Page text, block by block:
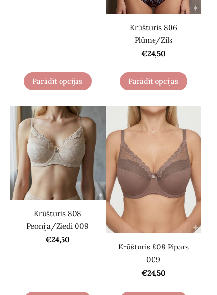
Parādīt opcijas
Krūšturis 806
Plūme/Zils
€24,50
Parādīt opcijas
Krūšturis 808
Peonija/Ziedi 009
€24,50
Krūšturis 808 Pipars
009
€24,50